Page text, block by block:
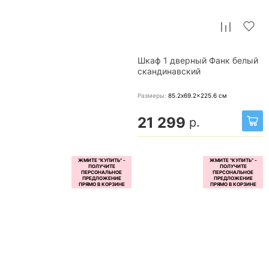
Шкаф 1 дверный Фанк белый
скандинавский
Размеры: 85.2x69.2x225.6 см
21 299 р.